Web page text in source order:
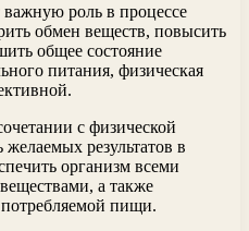
важную роль в процессе
обмен веществ, повысить
общее состояние
питания, физическая
с физической
результатов в
организм всеми
а также
потребляемой пищи.